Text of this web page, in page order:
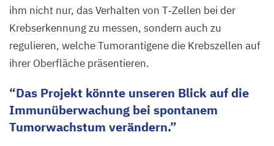
ihm nicht nur, das Verhalten von T‑Zellen bei der
Krebserkennung zu messen, sondern auch zu
regulieren, welche Tumorantigene die Krebszellen auf
ihrer Oberfläche präsentieren.
Das Projekt könnte unseren Blick auf die
Immunüberwachung bei spontanem
Tumorwachstum verändern.